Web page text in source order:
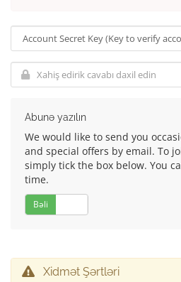
Abunə yazılın
We would like to send you
and special offers by email. To
simply tick the box below. You
time.
Bəli
Xidmət Şərtləri